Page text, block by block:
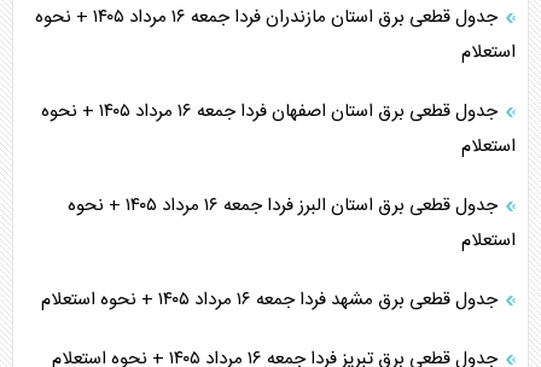
جدول قطعی برق استان مازندران فردا جمعه ۱۶ مرداد ۱۴۰۵ + نحوه
استعلام
جدول قطعی برق استان اصفهان فردا جمعه ۱۶ مرداد ۱۴۰۵ + نحوه
استعلام
جدول قطعی برق استان البرز فردا جمعه ۱۶ مرداد ۱۴۰۵ + نحوه
استعلام
جدول قطعی برق مشهد فردا جمعه ۱۶ مرداد ۱۴۰۵ + نحوه استعلام
جدول قطعی برق تبریز فردا جمعه ۱۶ مرداد ۱۴۰۵ + نحوه استعلام